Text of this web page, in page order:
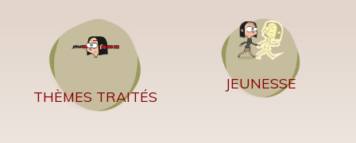
THÈMES TRAITÉS
JEUNESSE